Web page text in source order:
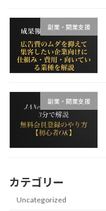
副業・開業支援
副業・開業支援
カテゴリー
Uncategorized